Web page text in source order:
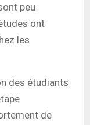
peu
ont
les
des étudiants
de